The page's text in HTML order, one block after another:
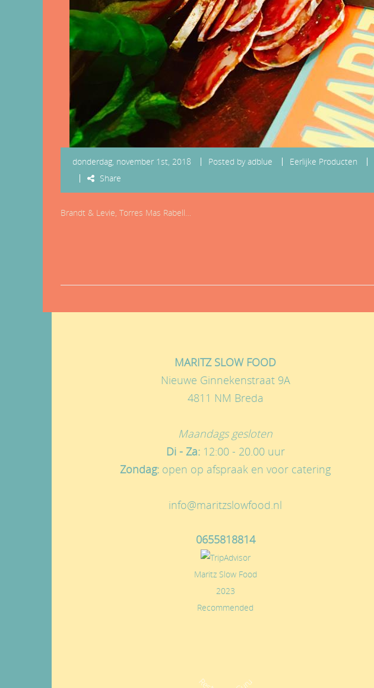
donderdag, november 1st, 2018 Posted byadblue Eerlijke Producten
Share
Brandt & Levie, Torres Mas Rabell…
MARITZ SLOW FOOD
Nieuwe Ginnekenstraat 9A
4811 NM Breda
Maandags gesloten
Di - Za: 12:00 - 20.00 uur
Zondag: open op afspraak en voor catering
info@maritzslowfood.nl
0655818814
Maritz Slow Food
2023
Recommended